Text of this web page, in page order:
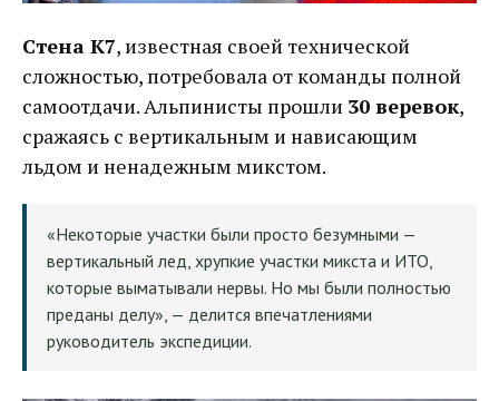
Стена К7, известная своей технической
сложностью, потребовала от команды полной
самоотдачи. Альпинисты прошли 30 веревок,
сражаясь с вертикальным и нависающим
льдом и ненадежным микстом.
«Некоторые участки были просто безумными —
вертикальный лед, хрупкие участки микста и ИТО,
которые выматывали нервы. Но мы были полностью
преданы делу», — делится впечатлениями
руководитель экспедиции.